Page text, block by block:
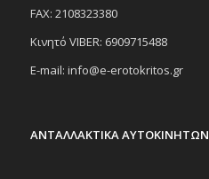
FAX: 2108323380
Κινητό VIBER: 6909715488
E-mail: info@e-erotokritos.gr
ΑΝΤΑΛΛΑΚΤΙΚΑ ΑΥΤΟΚΙΝΗΤΩΝ